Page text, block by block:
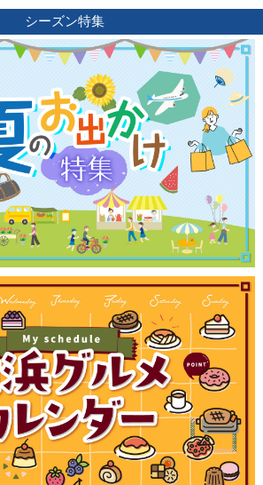
シーズン特集